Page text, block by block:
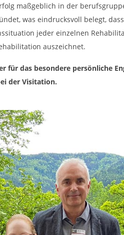
maßgeblich in der
was eindrucksvoll belegt,
jeder einzelnen
auszeichnet.
das besondere persönliche
der Visitation.